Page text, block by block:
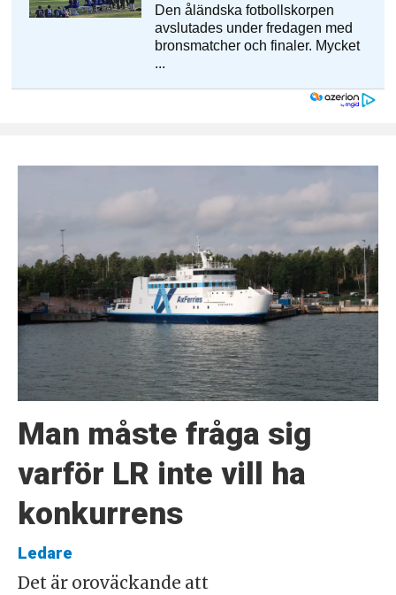
Man måste fråga sig
varför LR inte vill ha
konkurrens
Ledare
Det är oroväckande att